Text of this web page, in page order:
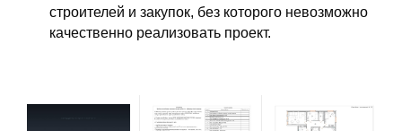
строителей и закупок, без которого невозможно
качественно реализовать проект.